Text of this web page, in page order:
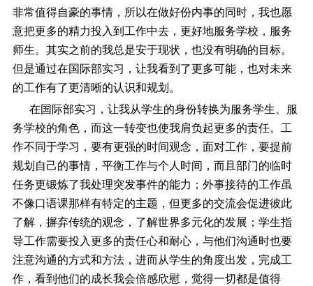
非常值得自豪的事情，所以在做好份内事的同时，我也愿
意把更多的精力投入到工作中去，更好地服务学校，服务
师生。其实之前的我总是安于现状，也没有明确的目标。
但是通过在国际部实习，让我看到了更多可能，也对未来
的工作有了更清晰的认识和规划。
在国际部实习，让我从学生的身份转换为服务学生、服
务学校的角色，而这一转变也使我肩负起更多的责任。工
作不同于学习，要有更强的时间观念，面对工作，要提前
规划自己的事情，平衡工作与个人时间，而且部门的临时
任务更锻炼了我处理突发事件的能力；外事接待的工作虽
不像口语课那样有特定的主题，但更多的交流会促进彼此
了解，摒弃传统的观念，了解世界多元化的发展；学生指
导工作需要投入更多的责任心和耐心，与他们沟通时也要
注意沟通的方式和方法，进而从学生的角度出发，完成工
作，看到他们的成长我会倍感欣慰，觉得一切都是值得